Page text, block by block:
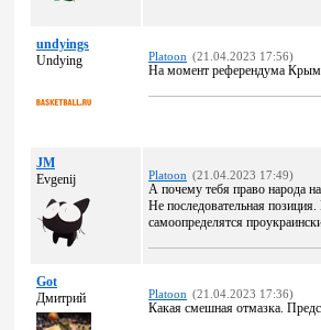
undyings
Undying
Platoon (21.04.2023 17:56)
На момент референдума Крым
JM
Evgenij
Platoon (21.04.2023 17:49)
А почему тебя право народа
Не последовательная
самоопределятся
Got
Дмитрий
Platoon (21.04.2023 17:36)
Какая смешная отмазка.